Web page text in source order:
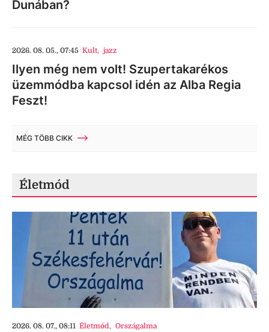
Dunában?
2026. 08. 05., 07:45 Kult, jazz
Ilyen még nem volt! Szupertakarékos
üzemmódba kapcsol idén az Alba Regia
Feszt!
MÉG TÖBB CIKK
Életmód
2026. 08. 07., 08:11 Életmód, Országalma